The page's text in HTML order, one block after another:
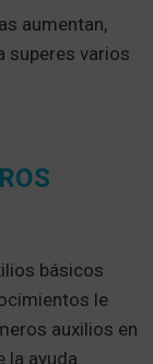
aumentan,
superes varios
básicos
le
auxilios en
ayuda.